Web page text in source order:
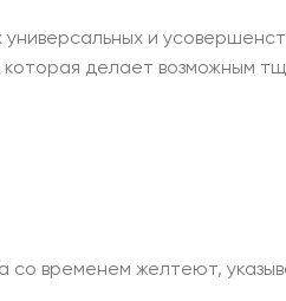
и
делает возможным
со временем желтеют,